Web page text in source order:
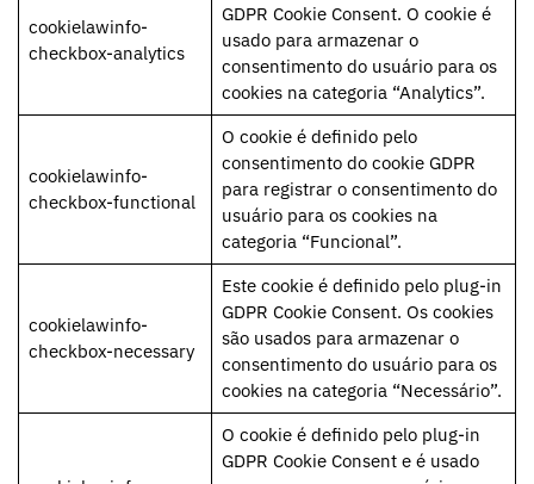
cookielawinfo-
checkbox-analytics
GDPR Cookie Consent. O cookie é
usado para armazenar o
consentimento do usuário para os
cookies na categoria “Analytics”.
cookielawinfo-
checkbox-functional
O cookie é definido pelo
consentimento do cookie GDPR
para registrar o consentimento do
usuário para os cookies na
categoria “Funcional”.
cookielawinfo-
checkbox-necessary
Este cookie é definido pelo plug-in
GDPR Cookie Consent. Os cookies
são usados para armazenar o
consentimento do usuário para os
cookies na categoria “Necessário”.
O cookie é definido pelo plug-in
GDPR Cookie Consent e é usado